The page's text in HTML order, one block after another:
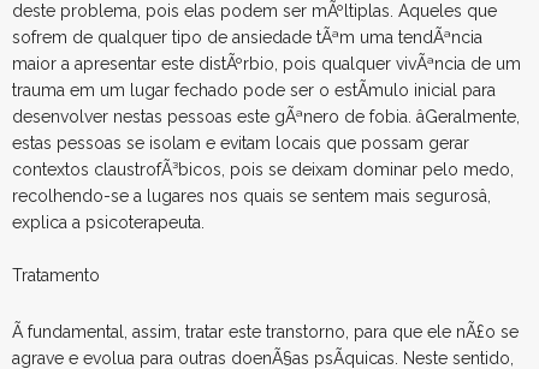
deste problema, pois elas podem ser mÃºltiplas. Aqueles que
sofrem de qualquer tipo de ansiedade tÃªm uma tendÃªncia
maior a apresentar este distÃºrbio, pois qualquer vivÃªncia de um
trauma em um lugar fechado pode ser o estÃ­mulo inicial para
desenvolver nestas pessoas este gÃªnero de fobia. âGeralmente,
estas pessoas se isolam e evitam locais que possam gerar
contextos claustrofÃ³bicos, pois se deixam dominar pelo medo,
recolhendo-se a lugares nos quais se sentem mais segurosâ,
explica a psicoterapeuta.
Tratamento
Ã fundamental, assim, tratar este transtorno, para que ele nÃ£o se
agrave e evolua para outras doenÃ§as psÃ­quicas. Neste sentido,